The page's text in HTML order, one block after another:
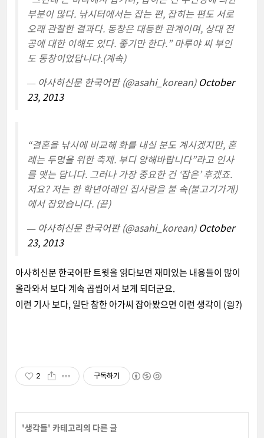
부분이 많다. 낚시터에서는 잡는 편, 잡히는 편도 서로
오래 관찰한 결과다. 동창은 대등한 관계이며, 상대 전
공에 대한 이해도 있다. 좋기만 한다.” 마루야 씨 부인
도 동창이었답니다.(계속)
— 아사히신문 한국어판 (@asahi_korean) October
23, 2013
“결혼을 낚시에 비교해 화를 내실 분도 계시겠지만, 혼
례는 두명을 위한 축제. 부디 양해바랍니다”라고 인사
를 맺는 답니다. 그러나 가장 중요한 건 ‘잡은’ 후겠죠.
저요? 저는 한 학년아래인 집사람을 불 속(불고기가게)
에서 잡았습니다. (끝)
— 아사히신문 한국어판 (@asahi_korean) October
23, 2013
아사히신문 한국어판 트윗을 읽다보면 재미있는 내용들이 많이
올라와서 보다 계속 곱씹어서 보게 되더군요.
이런 기사 보다, 일단 참한 아가씨 잡아봤으면 이런 생각이 (읭?)
2 구독하기
'생각들' 카테고리의 다른 글